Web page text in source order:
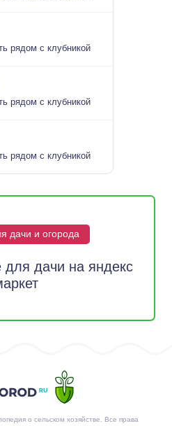
рядом с клубникой
рядом с клубникой
рядом с клубникой
дачи и огорода
для дачи на яндекс
о сельском хозяйстве. Все права